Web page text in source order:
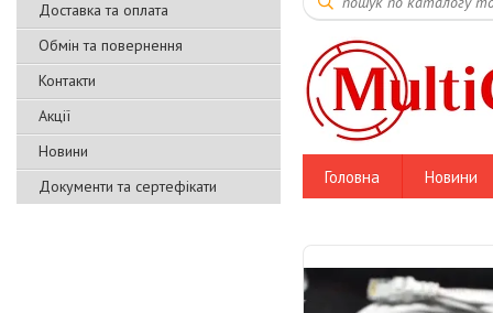
Доставка та оплата
Обмін та повернення
Контакти
Акції
Новини
Документи та сертефікати
Головна Новини